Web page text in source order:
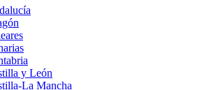
y León
La Mancha